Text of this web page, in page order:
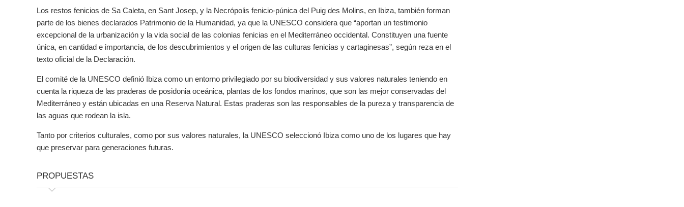
Los restos fenicios de Sa Caleta, en Sant Josep, y la Necrópolis fenicio-púnica del Puig des Molins, en Ibiza, también forman
parte de los bienes declarados Patrimonio de la Humanidad, ya que la UNESCO considera que “aportan un testimonio
excepcional de la urbanización y la vida social de las colonias fenicias en el Mediterráneo occidental. Constituyen una fuente
única, en cantidad e importancia, de los descubrimientos y el origen de las culturas fenicias y cartaginesas”, según reza en el
texto oficial de la Declaración.
El comité de la UNESCO definió Ibiza como un entorno privilegiado por su biodiversidad y sus valores naturales teniendo en
cuenta la riqueza de las praderas de posidonia oceánica, plantas de los fondos marinos, que son las mejor conservadas del
Mediterráneo y están ubicadas en una Reserva Natural. Estas praderas son las responsables de la pureza y transparencia de
las aguas que rodean la isla.
Tanto por criterios culturales, como por sus valores naturales, la UNESCO seleccionó Ibiza como uno de los lugares que hay
que preservar para generaciones futuras.
PROPUESTAS